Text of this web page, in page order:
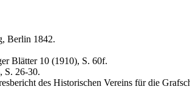
Berlin 1842.
Blätter 10 (1910), S. 60f.
S. 26-30.
des Historischen Vereins für die